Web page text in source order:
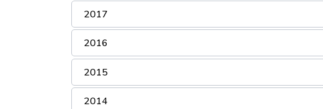
2017
2016
2015
2014